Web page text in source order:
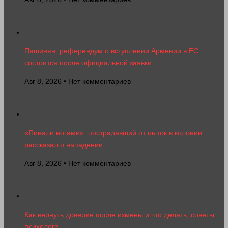
Пашинян: референдум о вступлении Армении в ЕС
состоится после официальной заявки
Авг 8, 2026 • Нет комментариев
«Пинали ногами»: пострадавший от пыток в колонии
рассказал о нападении
Авг 8, 2026 • Нет комментариев
Как вернуть доверие после измены и что делать, советы